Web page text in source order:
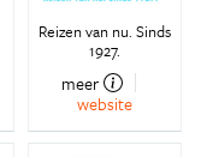
Reizen van nu. Sinds
1927.
meer
website